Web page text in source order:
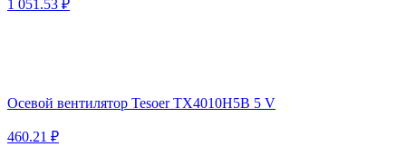
1 051.53 ₽
Осевой вентилятор Tesoer TX4010H5B 5 V
460.21 ₽